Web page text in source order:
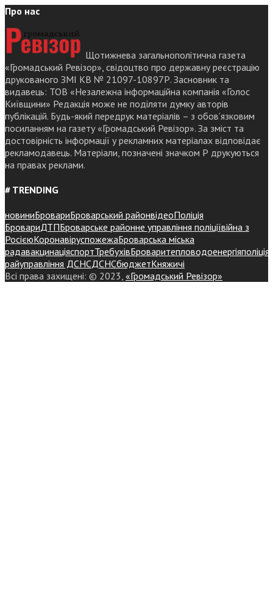
Про нас
Щотижнева загальнополітична газета
«Громадський Ревізор», свідоцтво про державну реєстрацію
друкованого ЗМІ КВ № 21097-10897Р. Засновник та
видавець: ТОВ «Незалежна інформаційна компанія «Голос
Київщини» Редакція може не поділяти думку авторів
публікацій. Будь-який передрук матеріалів – з обов’язковим
посиланням на газету «Громадський Ревізор». За зміст та
достовірність інформації у рекламних матеріалах відповідає
рекламодавець. Матеріали, позначені значком Р друкуються
на правах реклами.
# TRENDING
новиниБровариБроварський районвідеоПоліція
БровариДТПБроварське районне управління поліціївійна з
РосієюКоронавіруспожежаБроварська міська
радавакцинаціяспортТребухівБроваритепловодоенергіяполіція
райуправління ДСНСДСНСбюджетКняжичі
Всі права захищені: © 2023, «Громадський Ревізор»